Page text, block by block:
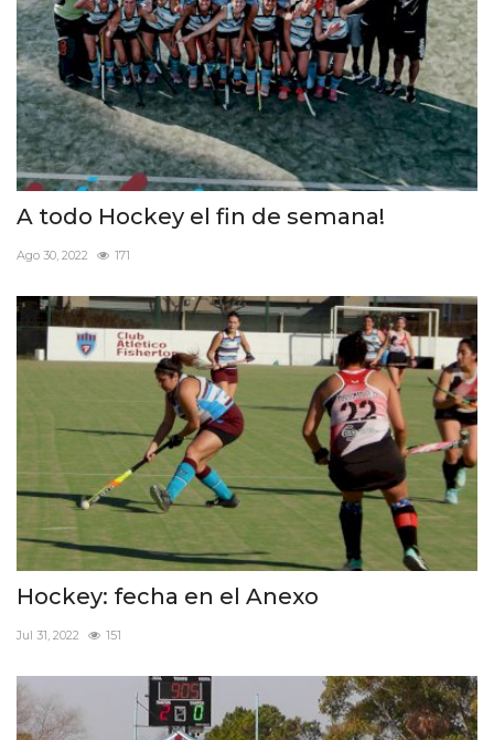
A todo Hockey el fin de semana!
Ago 30, 2022 171
Hockey: fecha en el Anexo
Jul 31, 2022 151